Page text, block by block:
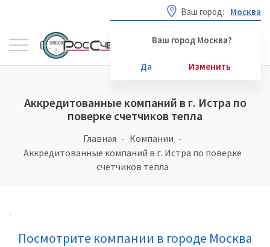
Ваш город: Москва
Ваш город Москва?
Да Изменить
Аккредитованные компаний в г. Истра по
поверке счетчиков тепла
Главная
Компании
Аккредитованные компаний в г. Истра по поверке
счетчиков тепла
Посмотрите компании в городе Москва